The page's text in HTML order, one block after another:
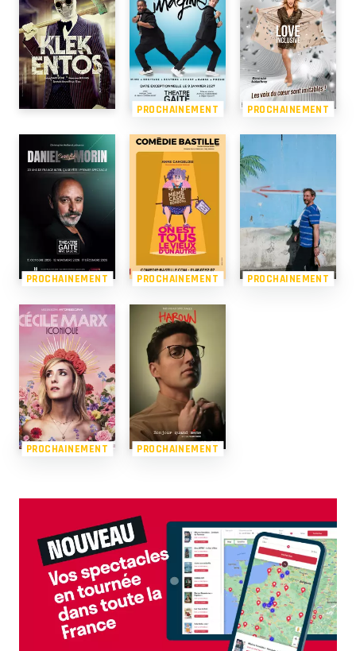
PROCHAINEMENT PROCHAINEMENT
PROCHAINEMENT PROCHAINEMENT PROCHAINEMENT
PROCHAINEMENT PROCHAINEMENT